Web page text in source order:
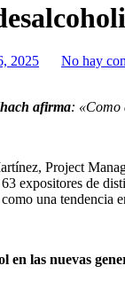
2025 No hay
afirma: «Como
Project
expositores de
una tendencia
en las nuevas